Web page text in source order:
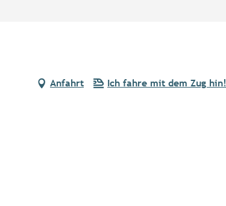
Anfahrt Ich fahre mit dem Zug hin!